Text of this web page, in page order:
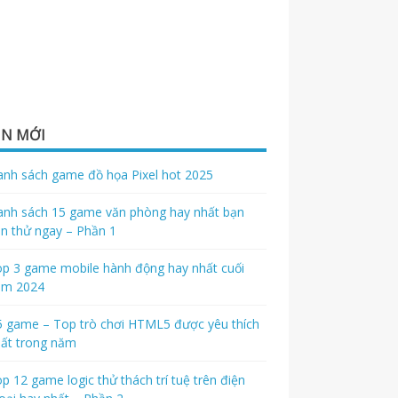
MỚI
sách game đồ họa Pixel hot 2025
sách 15 game văn phòng hay nhất bạn
thử ngay – Phần 1
3 game mobile hành động hay nhất cuối
2024
game – Top trò chơi HTML5 được yêu thích
trong năm
12 game logic thử thách trí tuệ trên điện